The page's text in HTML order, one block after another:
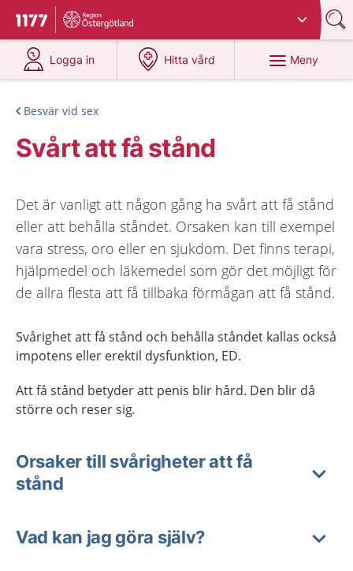
Till startsidan för 1177
Du har valt region
Logga in
på 1177.se
Hitta vård
på 1177.se
Meny
Besvär vid sex
Svårt att få stånd
Det är vanligt att någon gång ha svårt att få stånd
eller att behålla ståndet. Orsaken kan till exempel
vara stress, oro eller en sjukdom. Det finns terapi,
hjälpmedel och läkemedel som gör det möjligt för
de allra flesta att få tillbaka förmågan att få stånd.
Svårighet att få stånd och behålla ståndet kallas också
impotens eller erektil dysfunktion, ED.
Att få stånd betyder att penis blir hård. Den blir då
större och reser sig.
Orsaker till svårigheter att få
stånd
Vad kan jag göra själv?